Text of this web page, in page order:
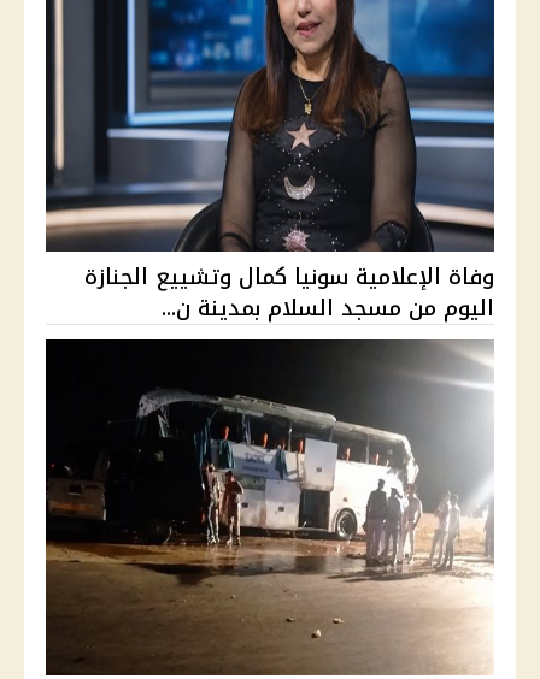
وفاة الإعلامية سونيا كمال وتشييع الجنازة
اليوم من مسجد السلام بمدينة ن...